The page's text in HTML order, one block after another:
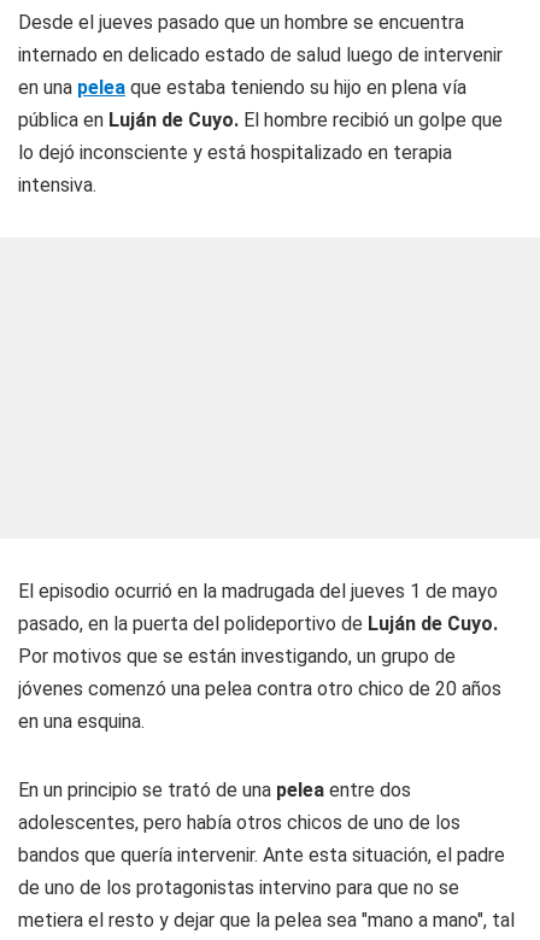
Desde el jueves pasado que un hombre se encuentra
internado en delicado estado de salud luego de intervenir
en una pelea que estaba teniendo su hijo en plena vía
pública en Luján de Cuyo. El hombre recibió un golpe que
lo dejó inconsciente y está hospitalizado en terapia
intensiva.
El episodio ocurrió en la madrugada del jueves 1 de mayo
pasado, en la puerta del polideportivo de Luján de Cuyo.
Por motivos que se están investigando, un grupo de
jóvenes comenzó una pelea contra otro chico de 20 años
en una esquina.
En un principio se trató de una pelea entre dos
adolescentes, pero había otros chicos de uno de los
bandos que quería intervenir. Ante esta situación, el padre
de uno de los protagonistas intervino para que no se
metiera el resto y dejar que la pelea sea "mano a mano", tal